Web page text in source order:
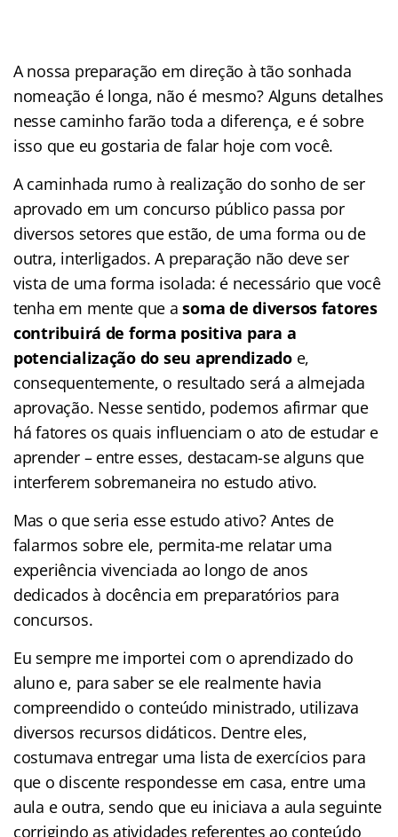
A nossa preparação em direção à tão sonhada
nomeação é longa, não é mesmo? Alguns detalhes
nesse caminho farão toda a diferença, e é sobre
isso que eu gostaria de falar hoje com você.
A caminhada rumo à realização do sonho de ser
aprovado em um concurso público passa por
diversos setores que estão, de uma forma ou de
outra, interligados. A preparação não deve ser
vista de uma forma isolada: é necessário que você
tenha em mente que asoma de diversos fatores
contribuirá de forma positiva para a
potencialização do seu aprendizadoe,
consequentemente, o resultado será a almejada
aprovação. Nesse sentido, podemos afirmar que
há fatores os quais influenciam o ato de estudar e
aprender – entre esses, destacam-se alguns que
interferem sobremaneira no estudo ativo.
Mas o que seria esse estudo ativo? Antes de
falarmos sobre ele, permita-me relatar uma
experiência vivenciada ao longo de anos
dedicados à docência em preparatórios para
concursos.
Eu sempre me importei com o aprendizado do
aluno e, para saber se ele realmente havia
compreendido o conteúdo ministrado, utilizava
diversos recursos didáticos. Dentre eles,
costumava entregar uma lista de exercícios para
que o discente respondesse em casa, entre uma
aula e outra, sendo que eu iniciava a aula seguinte
corrigindo as atividades referentes ao conteúdo